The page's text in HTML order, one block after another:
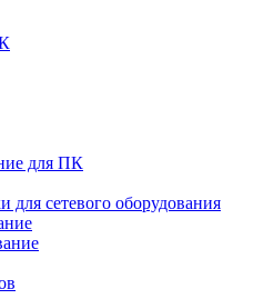
для ПК
сетевого оборудования